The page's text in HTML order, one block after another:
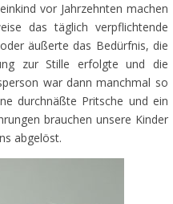
vor Jahrzehnten machen
das täglich verpflichtende
äußerte das Bedürfnis, die
zur Stille erfolgte und die
war dann manchmal so
durchnäßte Pritsche und ein
brauchen unsere Kinder
abgelöst.